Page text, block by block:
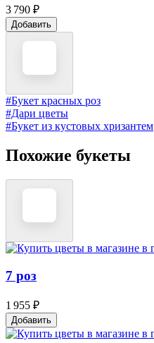
3 790 ₽
Добавить
#Букет красных роз
#Дари цветы
#Букет из кустовых хризантем
Похожие букеты
7 роз
1 955 ₽
Добавить